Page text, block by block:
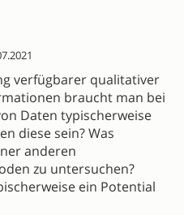
verfügbarer qualitativer
braucht man bei
Daten typischerweise
diese sein? Was
anderen
zu untersuchen?
ein Potential